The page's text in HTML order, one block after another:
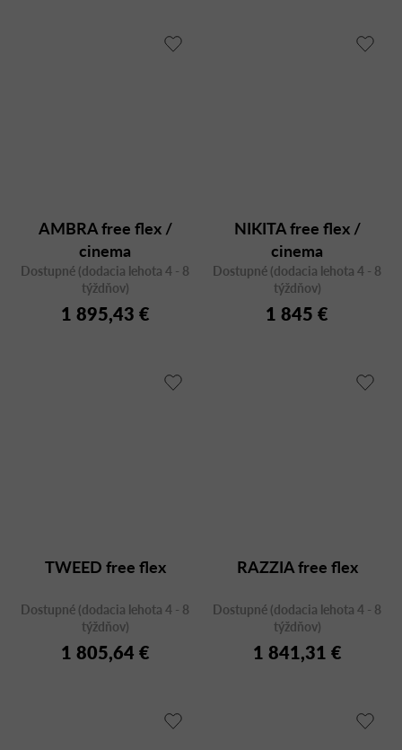
AMBRA free flex /
cinema
Dostupné (dodacia lehota 4 - 8
týždňov)
1 895,43 €
NIKITA free flex /
cinema
Dostupné (dodacia lehota 4 - 8
týždňov)
1 845 €
TWEED free flex
Dostupné (dodacia lehota 4 - 8
týždňov)
1 805,64 €
RAZZIA free flex
Dostupné (dodacia lehota 4 - 8
týždňov)
1 841,31 €